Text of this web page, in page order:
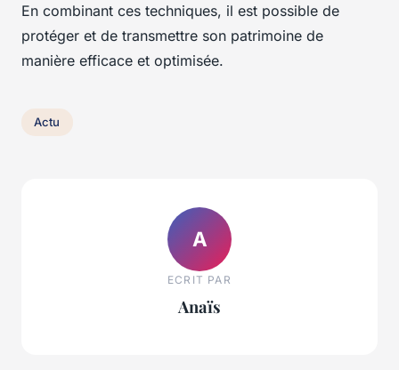
En combinant ces techniques, il est possible de
protéger et de transmettre son patrimoine de
manière efficace et optimisée.
Actu
A
ECRIT PAR
Anaïs